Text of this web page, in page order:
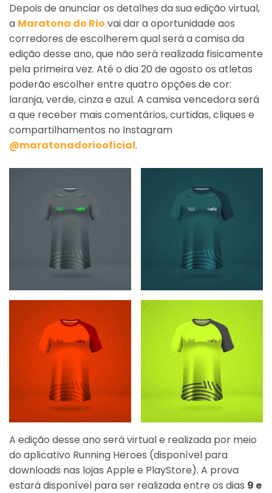
Depois de anunciar os detalhes da sua edição virtual,
a Maratona do Rio vai dar a oportunidade aos
corredores de escolherem qual será a camisa da
edição desse ano, que não será realizada fisicamente
pela primeira vez. Até o dia 20 de agosto os atletas
poderão escolher entre quatro opções de cor:
laranja, verde, cinza e azul. A camisa vencedora será
a que receber mais comentários, curtidas, cliques e
compartilhamentos no Instagram
@maratonadoriooficial.
A edição desse ano será virtual e realizada por meio
do aplicativo Running Heroes (disponível para
downloads nas lojas Apple e PlayStore). A prova
estará disponível para ser realizada entre os dias 9 e